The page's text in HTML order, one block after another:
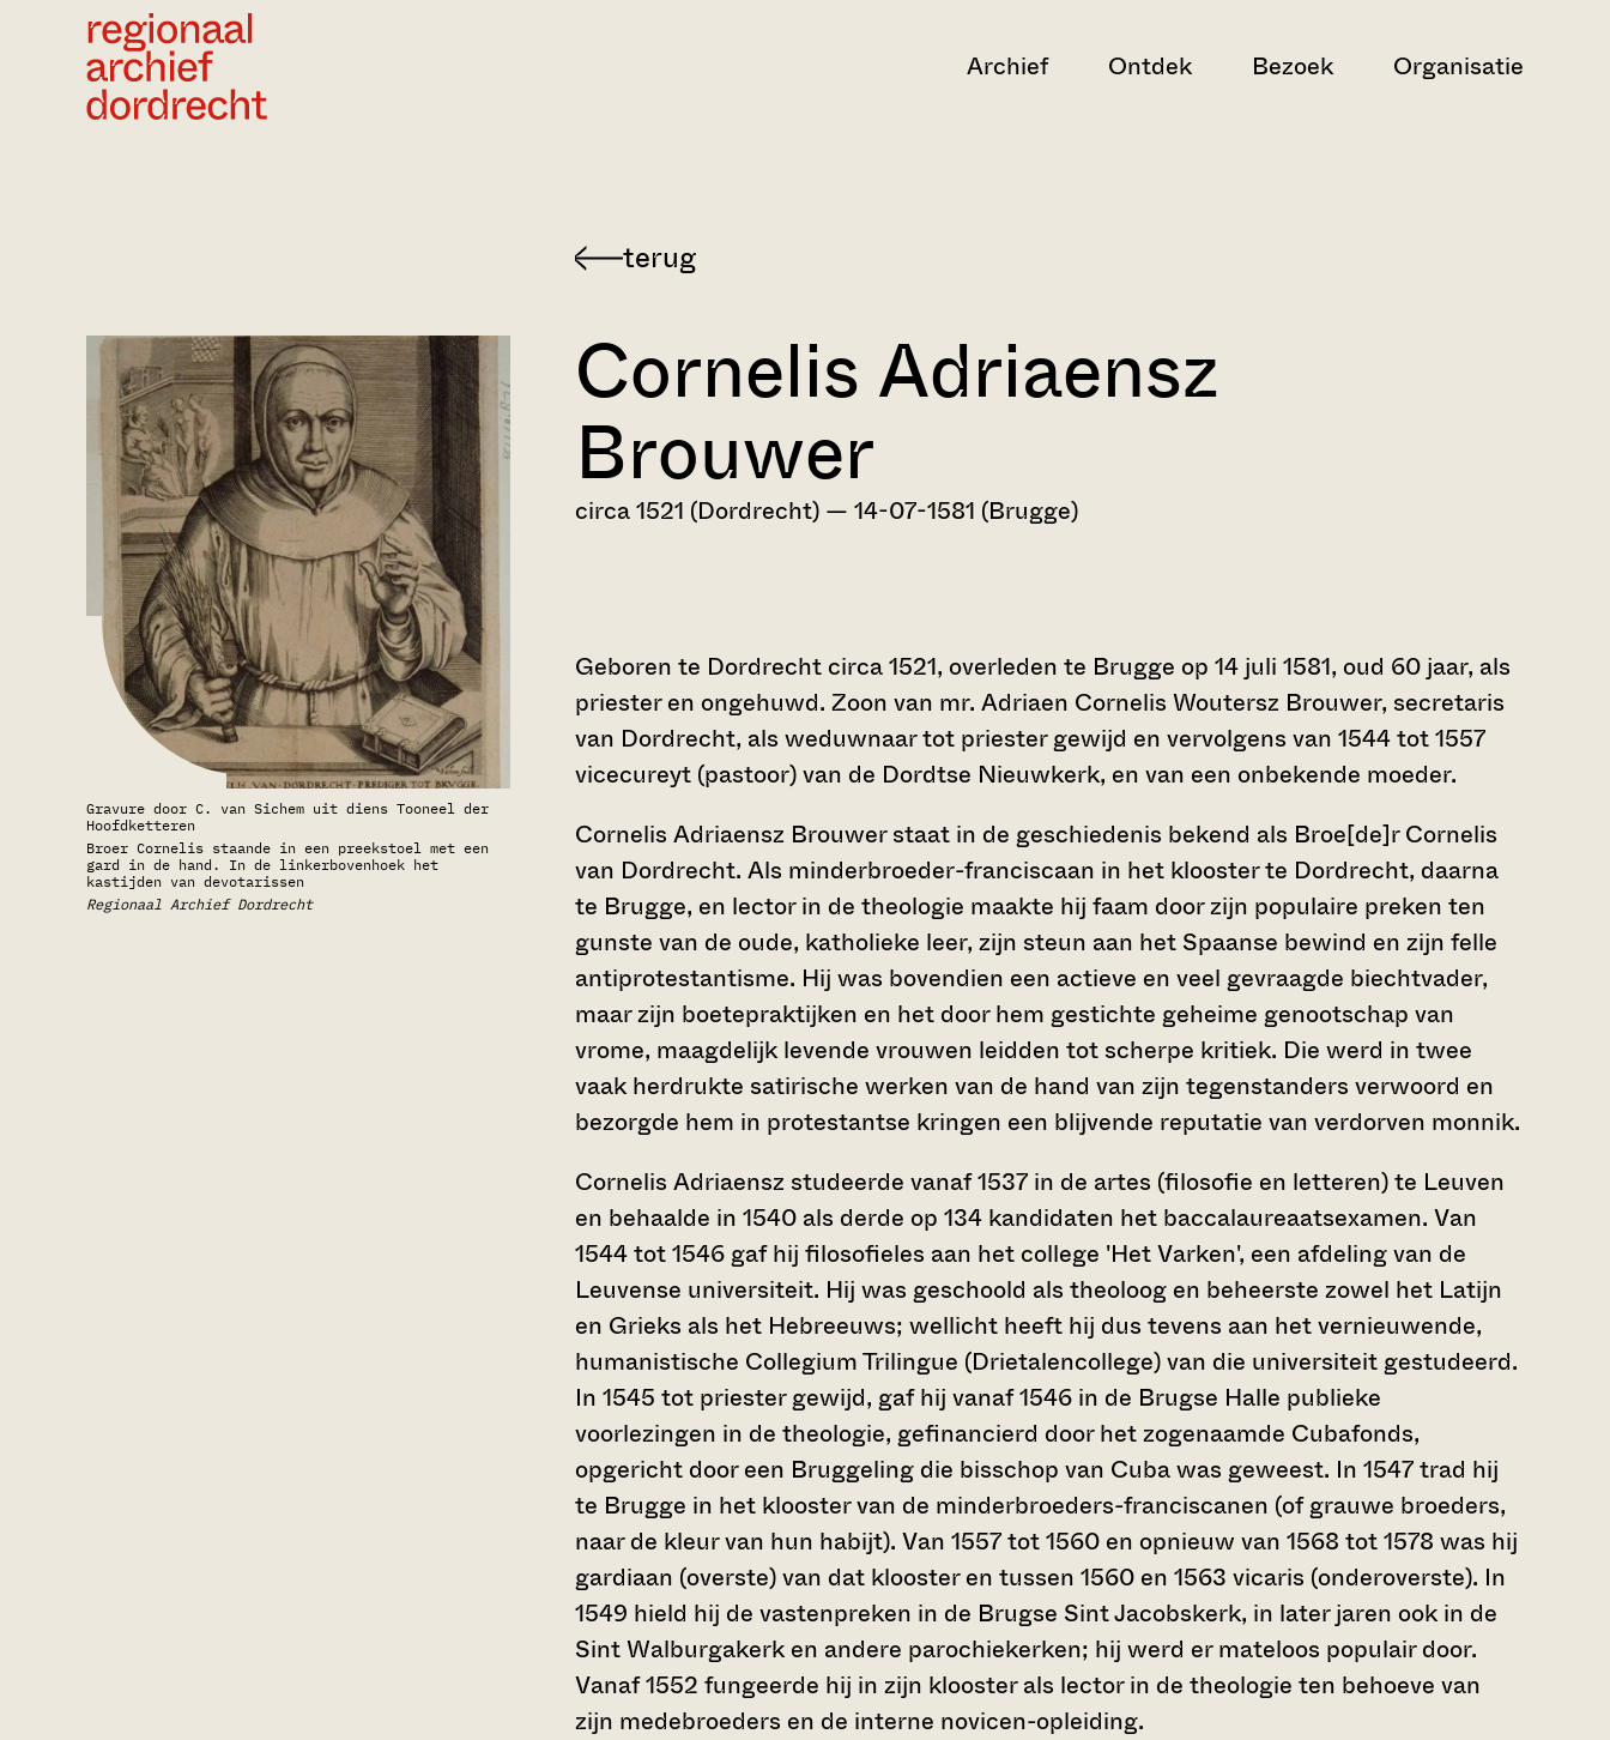
Archief Ontdek Bezoek Organisatie
Terug
Dordts
biografisch
woordenboek
Cornelis Adriaensz
Brouwer
circa 1521 (Dordrecht) — 14-07-1581 (Brugge)
Gravure door C. van Sichem uit diens Tooneel der
Hoofdketteren
Broer Cornelis staande in een preekstoel met een
gard in de hand. In de linkerbovenhoek het
kastijden van devotarissen
Regionaal Archief Dordrecht
Geboren te Dordrecht circa 1521, overleden te Brugge op 14 juli 1581, oud 60 jaar, als
priester en ongehuwd. Zoon van mr. Adriaen Cornelis Woutersz Brouwer, secretaris
van Dordrecht, als weduwnaar tot priester gewijd en vervolgens van 1544 tot 1557
vicecureyt (pastoor) van de Dordtse Nieuwkerk, en van een onbekende moeder.
Cornelis Adriaensz Brouwer staat in de geschiedenis bekend als Broe[de]r Cornelis
van Dordrecht. Als minderbroeder-franciscaan in het klooster te Dordrecht, daarna
te Brugge, en lector in de theologie maakte hij faam door zijn populaire preken ten
gunste van de oude, katholieke leer, zijn steun aan het Spaanse bewind en zijn felle
antiprotestantisme. Hij was bovendien een actieve en veel gevraagde biechtvader,
maar zijn boetepraktijken en het door hem gestichte geheime genootschap van
vrome, maagdelijk levende vrouwen leidden tot scherpe kritiek. Die werd in twee
vaak herdrukte satirische werken van de hand van zijn tegenstanders verwoord en
bezorgde hem in protestantse kringen een blijvende reputatie van verdorven monnik.
Cornelis Adriaensz studeerde vanaf 1537 in de artes (filosofie en letteren) te Leuven
en behaalde in 1540 als derde op 134 kandidaten het baccalaureaatsexamen. Van
1544 tot 1546 gaf hij filosofieles aan het college 'Het Varken', een afdeling van de
Leuvense universiteit. Hij was geschoold als theoloog en beheerste zowel het Latijn
en Grieks als het Hebreeuws; wellicht heeft hij dus tevens aan het vernieuwende,
humanistische Collegium Trilingue (Drietalencollege) van die universiteit gestudeerd.
In 1545 tot priester gewijd, gaf hij vanaf 1546 in de Brugse Halle publieke
voorlezingen in de theologie, gefinancierd door het zogenaamde Cubafonds,
opgericht door een Bruggeling die bisschop van Cuba was geweest. In 1547 trad hij
te Brugge in het klooster van de minderbroeders-franciscanen (of grauwe broeders,
naar de kleur van hun habijt). Van 1557 tot 1560 en opnieuw van 1568 tot 1578 was hij
gardiaan (overste) van dat klooster en tussen 1560 en 1563 vicaris (onderoverste). In
1549 hield hij de vastenpreken in de Brugse Sint Jacobskerk, in later jaren ook in de
Sint Walburgakerk en andere parochiekerken; hij werd er mateloos populair door.
Vanaf 1552 fungeerde hij in zijn klooster als lector in de theologie ten behoeve van
zijn medebroeders en de interne novicen-opleiding.